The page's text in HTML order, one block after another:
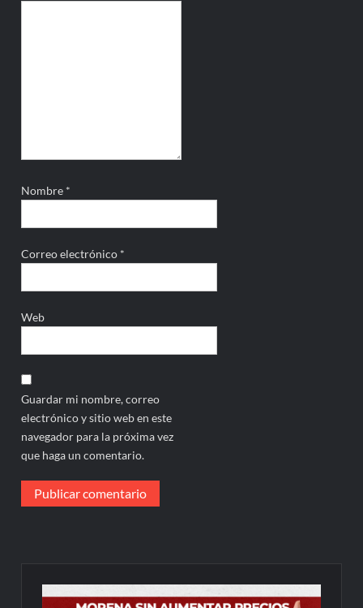
Nombre *
Correo electrónico *
Web
Guardar mi nombre, correo
electrónico y sitio web en este
navegador para la próxima vez
que haga un comentario.